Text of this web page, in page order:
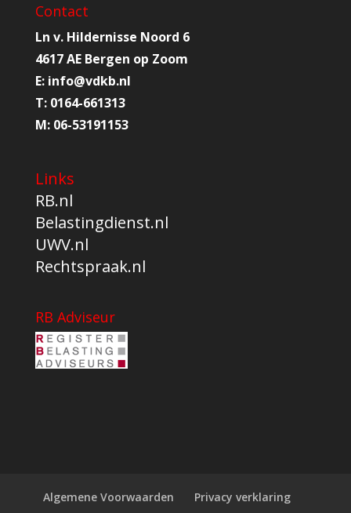
Contact
Ln v. Hildernisse Noord 6
4617 AE Bergen op Zoom
E: info@vdkb.nl
T: 0164-661313
M: 06-53191153
Links
RB.nl
Belastingdienst.nl
UWV.nl
Rechtspraak.nl
RB Adviseur
Algemene Voorwaarden Privacy verklaring